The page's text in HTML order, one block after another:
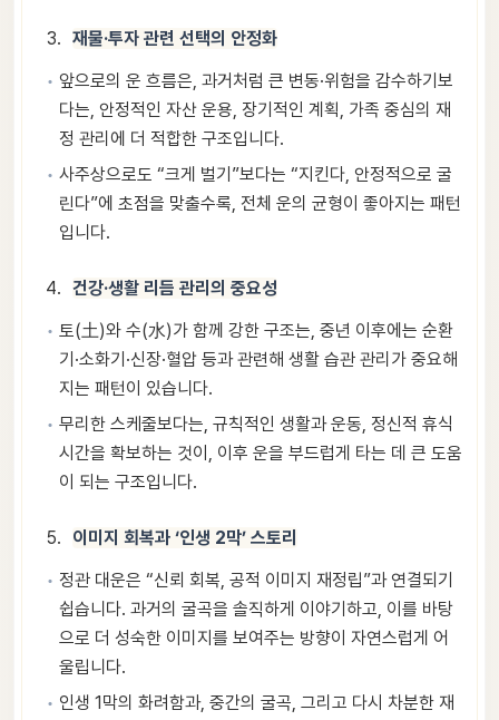
재물·투자 관련 선택의 안정화
앞으로의 운 흐름은, 과거처럼 큰 변동·위험을 감수하기보
다는, 안정적인 자산 운용, 장기적인 계획, 가족 중심의 재
정 관리에 더 적합한 구조입니다.
사주상으로도 “크게 벌기”보다는 “지킨다, 안정적으로 굴
린다”에 초점을 맞출수록, 전체 운의 균형이 좋아지는 패턴
입니다.
건강·생활 리듬 관리의 중요성
토(土)와 수(水)가 함께 강한 구조는, 중년 이후에는 순환
기·소화기·신장·혈압 등과 관련해 생활 습관 관리가 중요해
지는 패턴이 있습니다.
무리한 스케줄보다는, 규칙적인 생활과 운동, 정신적 휴식
시간을 확보하는 것이, 이후 운을 부드럽게 타는 데 큰 도움
이 되는 구조입니다.
이미지 회복과 ‘인생 2막’ 스토리
정관 대운은 “신뢰 회복, 공적 이미지 재정립”과 연결되기
쉽습니다. 과거의 굴곡을 솔직하게 이야기하고, 이를 바탕
으로 더 성숙한 이미지를 보여주는 방향이 자연스럽게 어
울립니다.
인생 1막의 화려함과, 중간의 굴곡, 그리고 다시 차분한 재